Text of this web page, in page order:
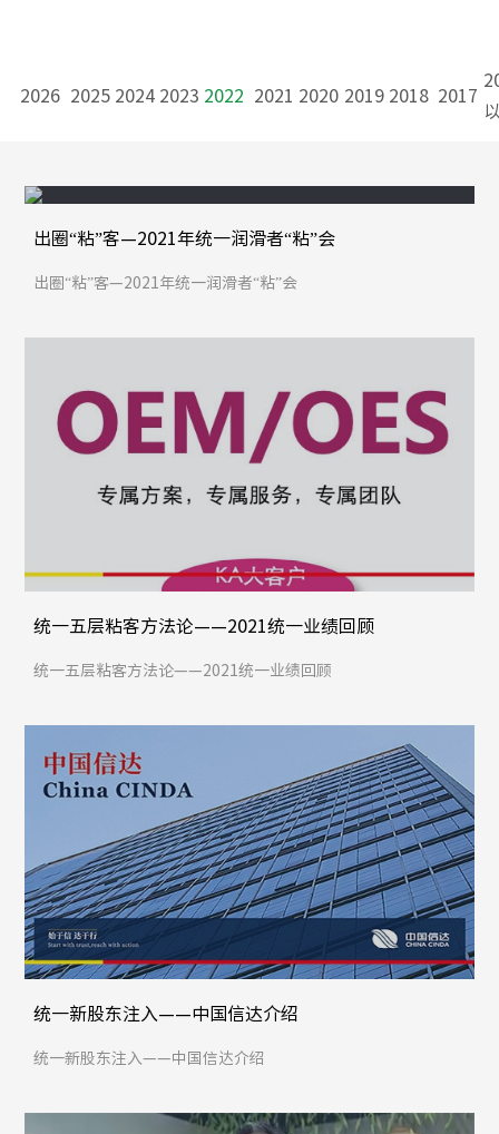
2026 2025 2024 2023 2022 2021 2020 2019 2018 2017
出圈“粘”客—2021年统一润滑者“粘”会
出圈“粘”客—2021年统一润滑者“粘”会
统一五层粘客方法论——2021统一业绩回顾
统一五层粘客方法论——2021统一业绩回顾
统一新股东注入——中国信达介绍
统一新股东注入——中国信达介绍